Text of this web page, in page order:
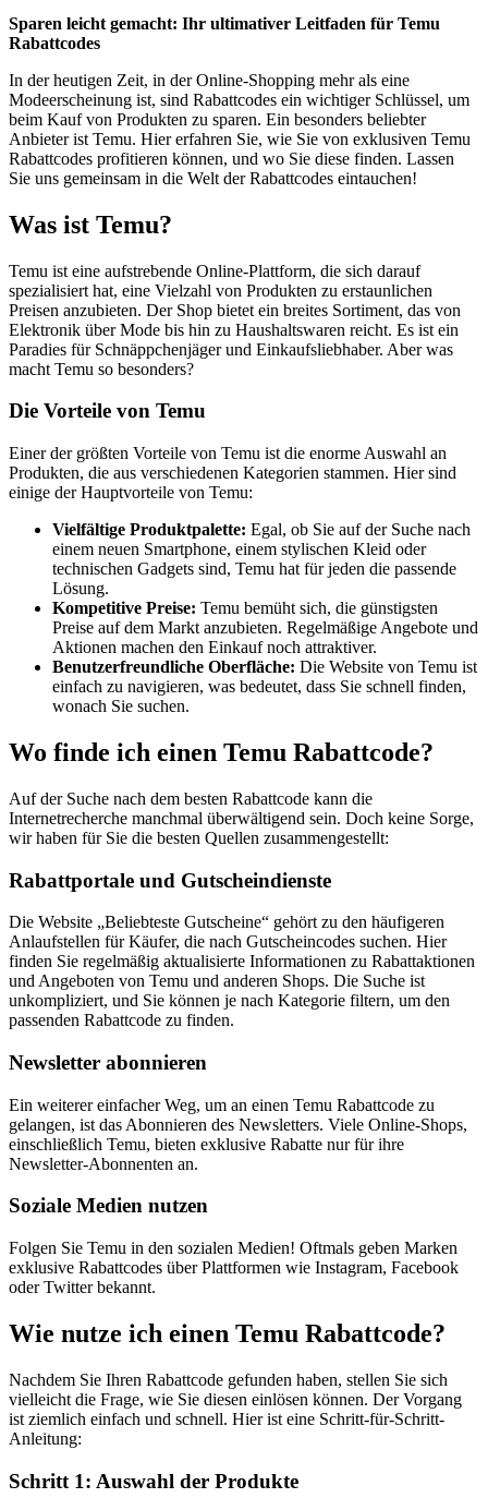
Sparen leicht gemacht: Ihr ultimativer Leitfaden für Temu
Rabattcodes
In der heutigen Zeit, in der Online-Shopping mehr als eine
Modeerscheinung ist, sind Rabattcodes ein wichtiger Schlüssel, um
beim Kauf von Produkten zu sparen. Ein besonders beliebter
Anbieter ist Temu. Hier erfahren Sie, wie Sie von exklusiven Temu
Rabattcodes profitieren können, und wo Sie diese finden. Lassen
Sie uns gemeinsam in die Welt der Rabattcodes eintauchen!
Was ist Temu?
Temu ist eine aufstrebende Online-Plattform, die sich darauf
spezialisiert hat, eine Vielzahl von Produkten zu erstaunlichen
Preisen anzubieten. Der Shop bietet ein breites Sortiment, das von
Elektronik über Mode bis hin zu Haushaltswaren reicht. Es ist ein
Paradies für Schnäppchenjäger und Einkaufsliebhaber. Aber was
macht Temu so besonders?
Die Vorteile von Temu
Einer der größten Vorteile von Temu ist die enorme Auswahl an
Produkten, die aus verschiedenen Kategorien stammen. Hier sind
einige der Hauptvorteile von Temu:
Vielfältige Produktpalette: Egal, ob Sie auf der Suche nach
einem neuen Smartphone, einem stylischen Kleid oder
technischen Gadgets sind, Temu hat für jeden die passende
Lösung.
Kompetitive Preise: Temu bemüht sich, die günstigsten
Preise auf dem Markt anzubieten. Regelmäßige Angebote und
Aktionen machen den Einkauf noch attraktiver.
Benutzerfreundliche Oberfläche: Die Website von Temu ist
einfach zu navigieren, was bedeutet, dass Sie schnell finden,
wonach Sie suchen.
Wo finde ich einen Temu Rabattcode?
Auf der Suche nach dem besten Rabattcode kann die
Internetrecherche manchmal überwältigend sein. Doch keine Sorge,
wir haben für Sie die besten Quellen zusammengestellt:
Rabattportale und Gutscheindienste
Die Website „Beliebteste Gutscheine“ gehört zu den häufigeren
Anlaufstellen für Käufer, die nach Gutscheincodes suchen. Hier
finden Sie regelmäßig aktualisierte Informationen zu Rabattaktionen
und Angeboten von Temu und anderen Shops. Die Suche ist
unkompliziert, und Sie können je nach Kategorie filtern, um den
passenden Rabattcode zu finden.
Newsletter abonnieren
Ein weiterer einfacher Weg, um an einen Temu Rabattcode zu
gelangen, ist das Abonnieren des Newsletters. Viele Online-Shops,
einschließlich Temu, bieten exklusive Rabatte nur für ihre
Newsletter-Abonnenten an.
Soziale Medien nutzen
Folgen Sie Temu in den sozialen Medien! Oftmals geben Marken
exklusive Rabattcodes über Plattformen wie Instagram, Facebook
oder Twitter bekannt.
Wie nutze ich einen Temu Rabattcode?
Nachdem Sie Ihren Rabattcode gefunden haben, stellen Sie sich
vielleicht die Frage, wie Sie diesen einlösen können. Der Vorgang
ist ziemlich einfach und schnell. Hier ist eine Schritt-für-Schritt-
Anleitung:
Schritt 1: Auswahl der Produkte